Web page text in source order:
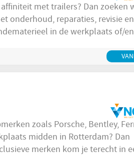
met trailers? Dan zoeken
onderhoud, reparaties, revisie
in de werkplaats of/
van verschillende soorten
zoals Porsche, Bentley,
midden in Rotterdam? Dan